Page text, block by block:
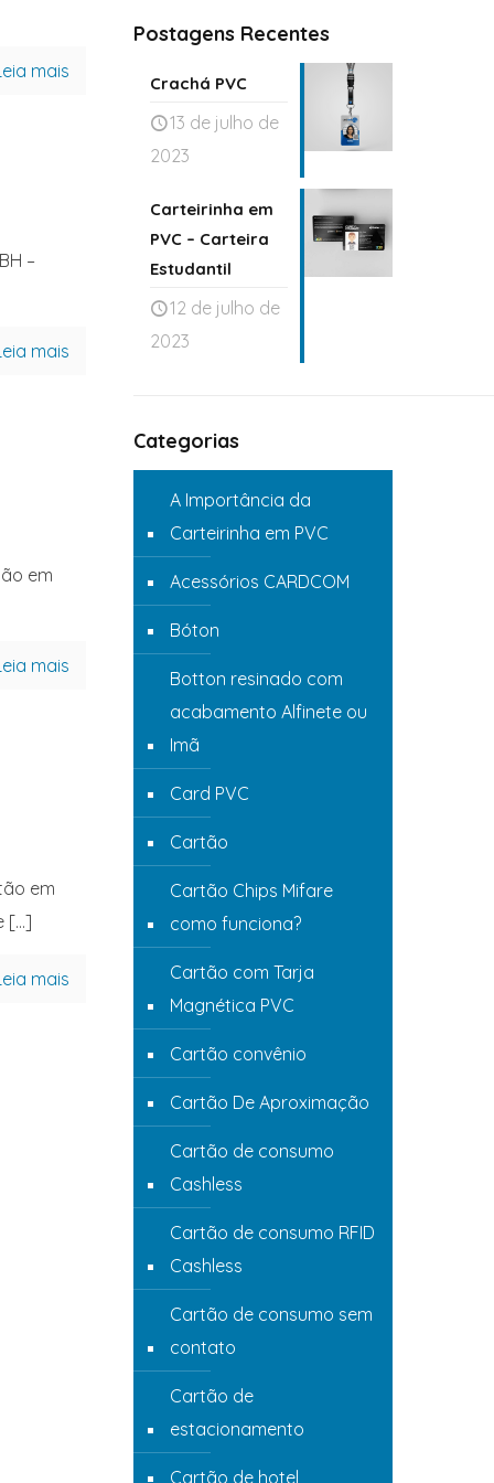
mais
–
mais
em
mais
em
[…]
mais
Postagens Recentes
Crachá PVC
13 de julho de
2023
Carteirinha em
PVC – Carteira
Estudantil
12 de julho de
2023
Categorias
A Importância da
Carteirinha em PVC
Acessórios CARDCOM
Bóton
Botton resinado com
acabamento Alfinete ou
Imã
Card PVC
Cartão
Cartão Chips Mifare
como funciona?
Cartão com Tarja
Magnética PVC
Cartão convênio
Cartão De Aproximação
Cartão de consumo
Cashless
Cartão de consumo RFID
Cashless
Cartão de consumo sem
contato
Cartão de
estacionamento
Cartão de hotel